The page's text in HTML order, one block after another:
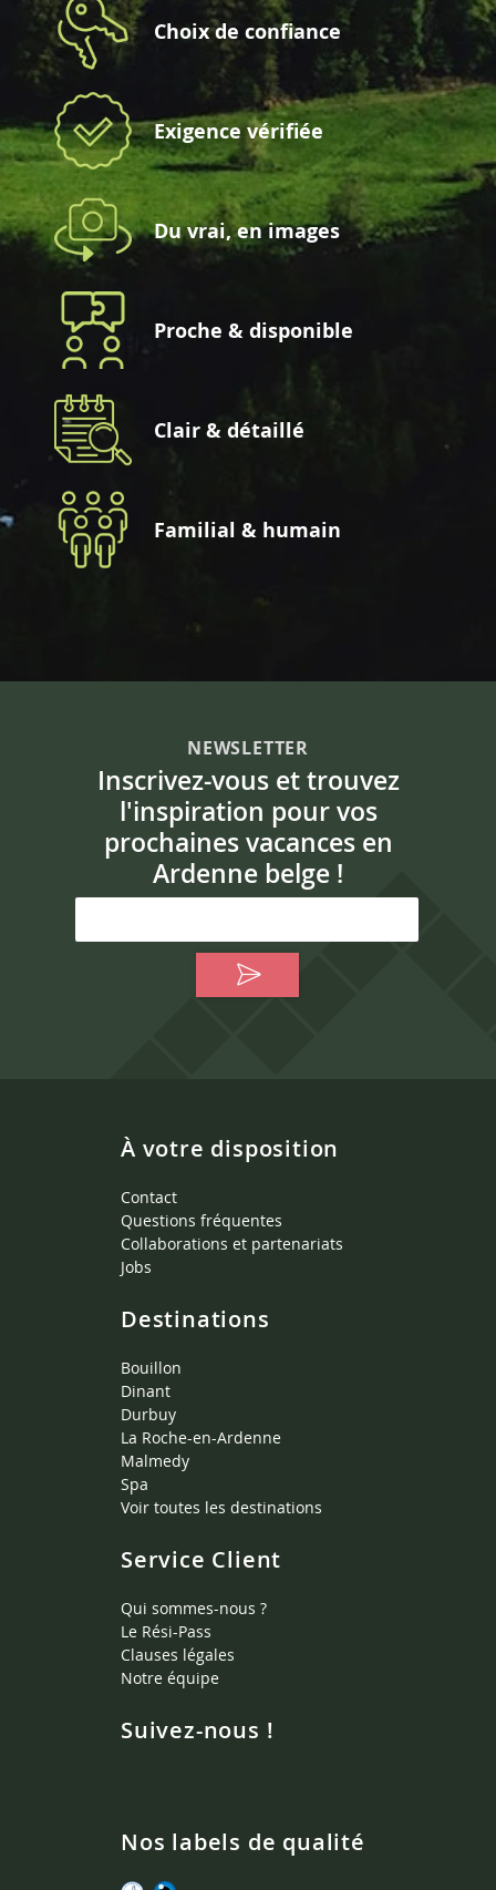
Choix de confiance
Exigence vérifiée
Du vrai, en images
Proche & disponible
Clair & détaillé
Familial & humain
NEWSLETTER
Inscrivez-vous et trouvez
l'inspiration pour vos
prochaines vacances en
Ardenne belge !
À votre disposition
Contact
Questions fréquentes
Collaborations et partenariats
Jobs
Destinations
Bouillon
Dinant
Durbuy
La Roche-en-Ardenne
Malmedy
Spa
Voir toutes les destinations
Service Client
Qui sommes-nous ?
Le Rési-Pass
Clauses légales
Notre équipe
Suivez-nous !
Nos labels de qualité